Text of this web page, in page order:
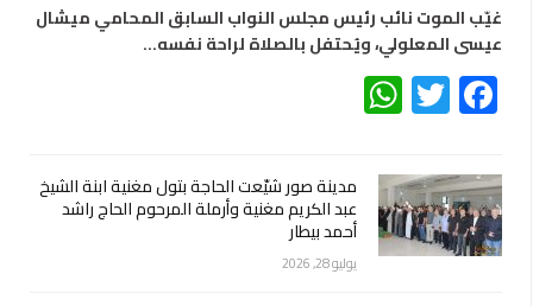
غيّب الموت نائب رئيس مجلس النواب السابق المحامي ميشال
عيسى المعلولي، ويُحتفل بالصلاة لراحة نفسه…
Facebook
Twitter
مدينة صور شيّعت الحاجة بتول مغنية ابنة الشيخ
عبد الكريم مغنية وأرملة المرحوم الحاج راشد
أحمد بيطار
يوليو 28, 2026